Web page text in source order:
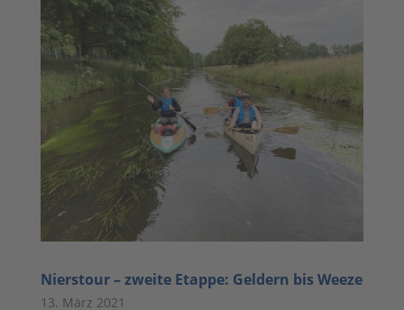
Nierstour – zweite Etappe: Geldern bis Weeze
13. März 2021